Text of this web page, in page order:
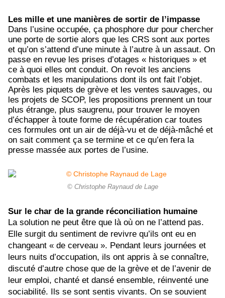
Les mille et une manières de sortir de l’impasse
Dans l’usine occupée, ça phosphore dur pour chercher
une porte de sortie alors que les CRS sont aux portes
et qu’on s’attend d’une minute à l’autre à un assaut. On
passe en revue les prises d’otages « historiques » et
ce à quoi elles ont conduit. On revoit les anciens
combats et les manipulations dont ils ont fait l’objet.
Après les piquets de grève et les ventes sauvages, ou
les projets de SCOP, les propositions prennent un tour
plus étrange, plus saugrenu, pour trouver le moyen
d’échapper à toute forme de récupération car toutes
ces formules ont un air de déjà-vu et de déjà-mâché et
on sait comment ça se termine et ce qu’en fera la
presse massée aux portes de l’usine.
© Christophe Raynaud de Lage
Sur le char de la grande réconciliation humaine
La solution ne peut être que là où on ne l’attend pas.
Elle surgit du sentiment de revivre qu’ils ont eu en
changeant « de cerveau ». Pendant leurs journées et
leurs nuits d’occupation, ils ont appris à se connaître,
discuté d’autre chose que de la grève et de l’avenir de
leur emploi, chanté et dansé ensemble, réinventé une
sociabilité. Ils se sont sentis vivants. On se souvient